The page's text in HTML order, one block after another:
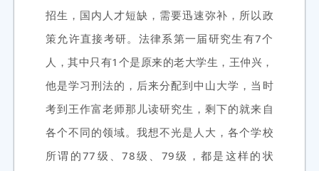
招生，国内人才短缺，需要迅速弥补，所以政
策允许直接考研。法律系第一届研究生有7个
人，其中只有1个是原来的老大学生，王仲兴，
他是学习刑法的，后来分配到中山大学，当时
考到王作富老师那儿读研究生，剩下的就来自
各个不同的领域。我想不光是人大，各个学校
所谓的77级、78级、79级，都是这样的状